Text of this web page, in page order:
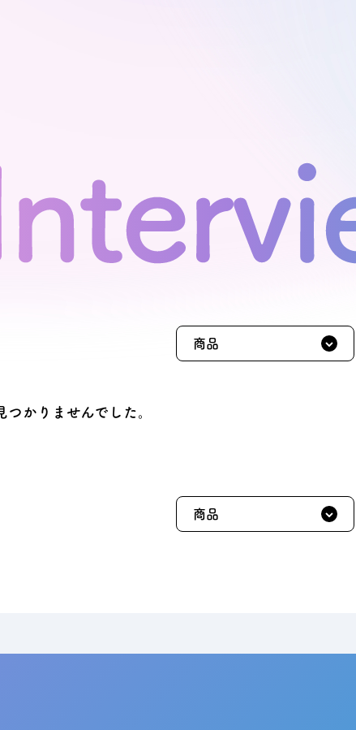
お問い合わせ
資料請求
船橋スタジオ
つかりませんでした。